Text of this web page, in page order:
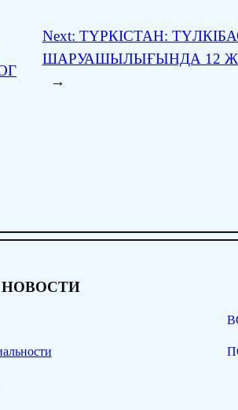
Next: ТҮРКІСТАН:
ШАРУАШЫЛЫҒЫНДА 12
→
НОВОСТИ